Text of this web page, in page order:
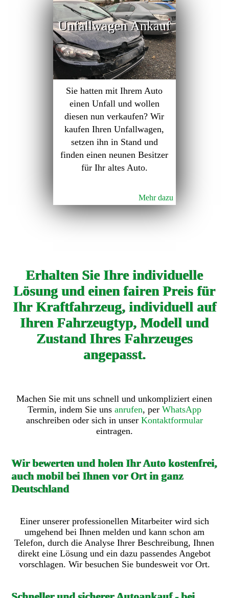
Unfallwagen Ankauf
Sie hatten mit Ihrem Auto
einen Unfall und wollen
diesen nun verkaufen? Wir
kaufen Ihren Unfallwagen,
setzen ihn in Stand und
finden einen neunen Besitzer
für Ihr altes Auto.
Mehr dazu
Erhalten Sie Ihre individuelle
Lösung und einen fairen Preis für
Ihr Kraftfahrzeug, individuell auf
Ihren Fahrzeugtyp, Modell und
Zustand Ihres Fahrzeuges
angepasst.
Machen Sie mit uns schnell und unkompliziert einen
Termin, indem Sie uns anrufen, per WhatsApp
anschreiben oder sich in unser Kontaktformular
eintragen.
Wir bewerten und holen Ihr Auto kostenfrei,
auch mobil bei Ihnen vor Ort in ganz
Deutschland
Einer unserer professionellen Mitarbeiter wird sich
umgehend bei Ihnen melden und kann schon am
Telefon, durch die Analyse Ihrer Beschreibung, Ihnen
direkt eine Lösung und ein dazu passendes Angebot
vorschlagen. Wir besuchen Sie bundesweit vor Ort.